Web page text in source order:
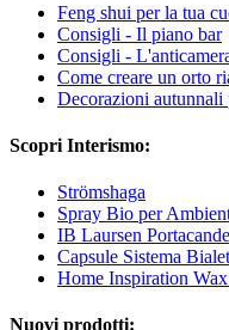
Feng shui per la tua
Consigli - Il piano bar
Consigli -
Come creare un orto
Decorazioni autunnali
Scopri Interismo:
Strömshaga
Spray Bio per
IB Laursen
Capsule Sistema
Home Inspiration
Nuovi prodotti: